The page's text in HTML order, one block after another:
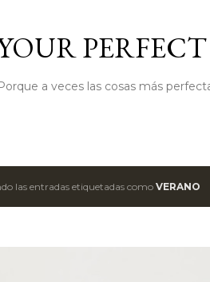
a veces las cosas más
las entradas etiquetadas como VERANO